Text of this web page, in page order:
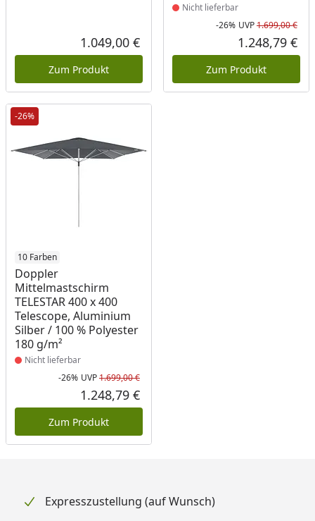
Aktueller Preis
1.049,00 €
Zum Produkt
Nicht lieferbar
-26% UVP1.699,00 €
1.248,79 €
Zum Produkt
-26%
10 Farben
Doppler
Mittelmastschirm
TELESTAR 400 x 400
Telescope, Aluminium
Silber / 100 % Polyester
180 g/m²
Produkt nicht lieferbar
Nicht lieferbar
Rabatt in Prozent
-26%
Ursprünglicher Preis
UVP1.699,00 €
Aktueller Preis
1.248,79 €
Zum Produkt
Expresszustellung (auf Wunsch)